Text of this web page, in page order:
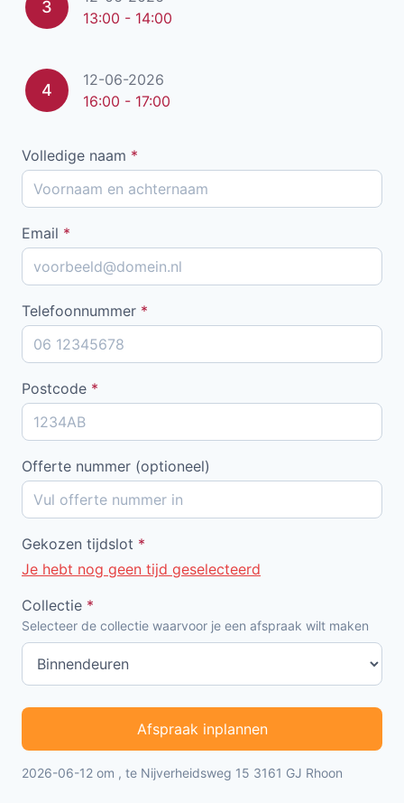
3
13:00 - 14:00
4
12-06-2026
16:00 - 17:00
Volledige naam *
Email *
Telefoonnummer *
Postcode *
Offerte nummer (optioneel)
Gekozen tijdslot *
Je hebt nog geen tijd geselecteerd
Collectie *
Selecteer de collectie waarvoor je een afspraak wilt maken
Afspraak inplannen
2026-06-12 om , te Nijverheidsweg 15 3161 GJ Rhoon